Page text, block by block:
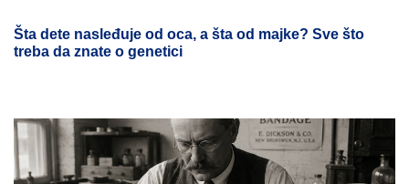
Šta dete nasleđuje od oca, a šta od majke? Sve što
treba da znate o genetici